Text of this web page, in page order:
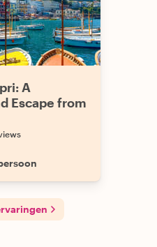
A
Escape from